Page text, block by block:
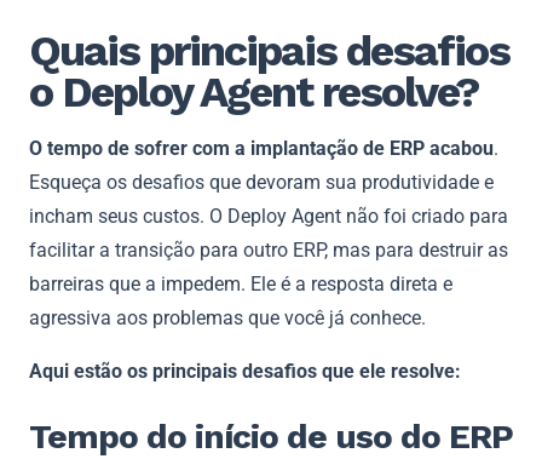
Quais principais desafios
o Deploy Agent resolve?
O tempo de sofrer com a implantação de ERP acabou.
Esqueça os desafios que devoram sua produtividade e
incham seus custos. O Deploy Agent não foi criado para
facilitar a transição para outro ERP, mas para destruir as
barreiras que a impedem. Ele é a resposta direta e
agressiva aos problemas que você já conhece.
Aqui estão os principais desafios que ele resolve:
Tempo do início de uso do ERP